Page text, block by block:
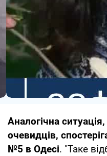
Аналогічна
очевидців,
№5 в Одесі. "Таке